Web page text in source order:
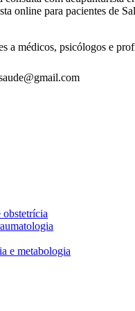
online para pacientes de
a médicos, psicólogos e
e metabologia